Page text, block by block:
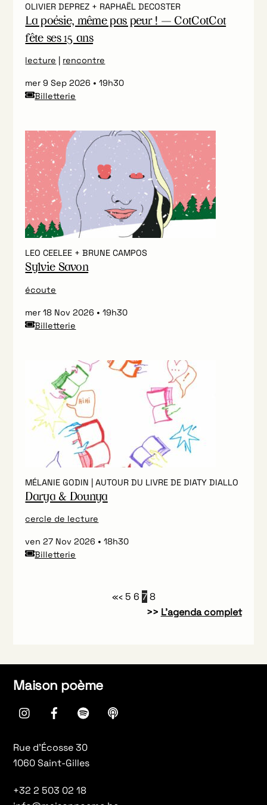
OLIVIER DEPREZ + RAPHAËL DECOSTER
La poésie, même pas peur ! — CotCotCot
fête ses 15 ans
lecture rencontre
mer 9 Sep 2026
19h30
Billetterie
LEO CEELEE + BRUNE CAMPOS
Sylvie Savon
écoute
mer 18 Nov 2026
19h30
Billetterie
MÉLANIE GODIN | AUTOUR DU LIVRE DE DIATY DIALLO
Darya & Dounya
cercle de lecture
ven 27 Nov 2026
18h30
Billetterie
«‹ 5 6 7 8
>> L’agenda complet
Maison poème
instagramFacebookspotify
Rue d’Écosse 30
1060 Saint-Gilles
+32 2 503 02 18